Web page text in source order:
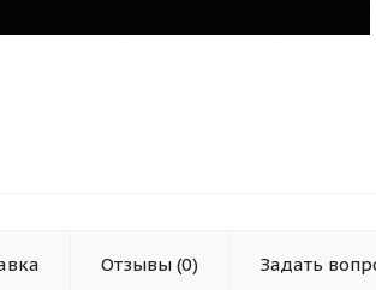
Отзывы (0) Задать